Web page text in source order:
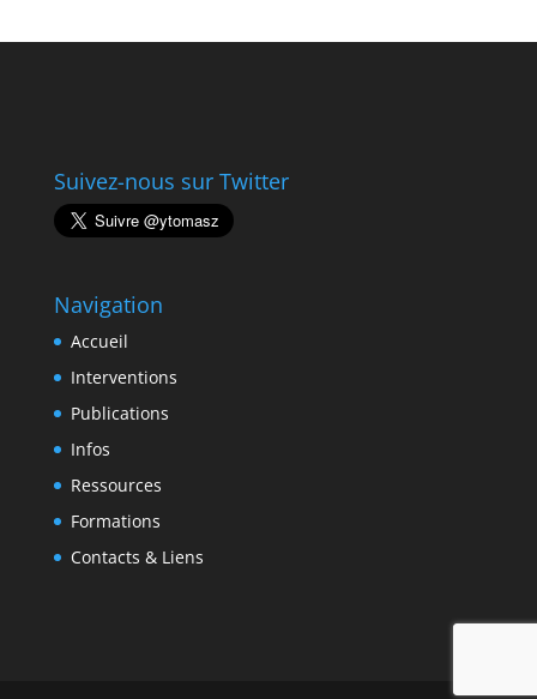
Suivez-nous sur Twitter
Navigation
Accueil
Interventions
Publications
Infos
Ressources
Formations
Contacts & Liens